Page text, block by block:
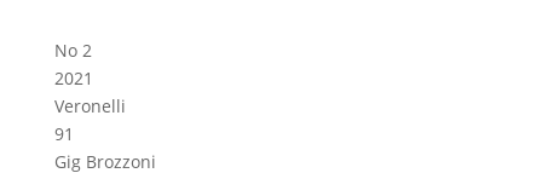
No 2
2021
Veronelli
91
Gig Brozzoni